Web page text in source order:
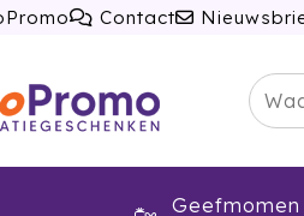
Contact
Geefmomen